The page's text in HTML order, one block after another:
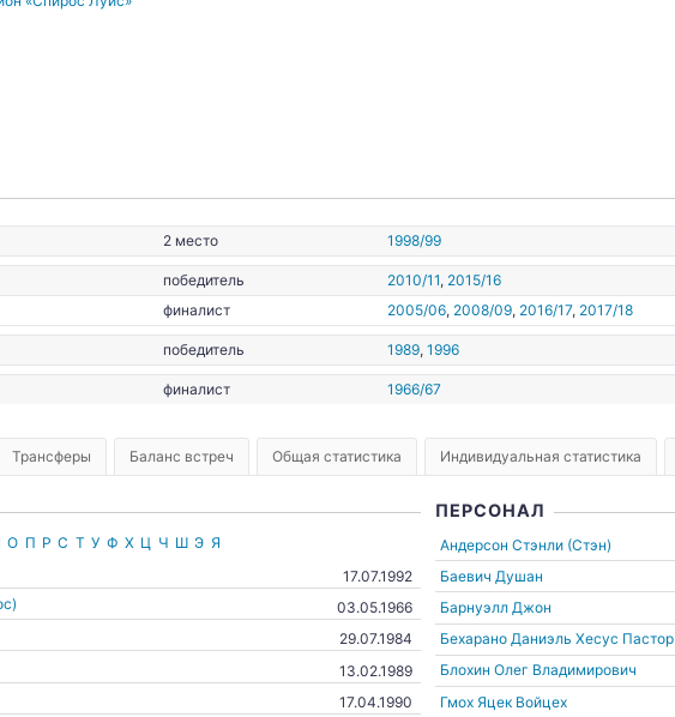
2 место 1998/99
победитель 2010/11, 2015/16
финалист
2005/06, 2008/09, 2016/17, 2017/18
победитель 1989, 1996
финалист 1966/67
Трансферы Баланс встреч Общая статистика Индивидуальная статистика
О П Р С Т У Ф Х Ц Ч Ш Э Я
17.07.1992
03.05.1966
29.07.1984
13.02.1989
17.04.1990
ПЕРСОНАЛ
Андерсон Стэнли (Стэн)
Баевич Душан
Барнуэлл Джон
Бехарано Даниэль Хесус Пастор
Блохин Олег Владимирович
Гмох Яцек Войцех